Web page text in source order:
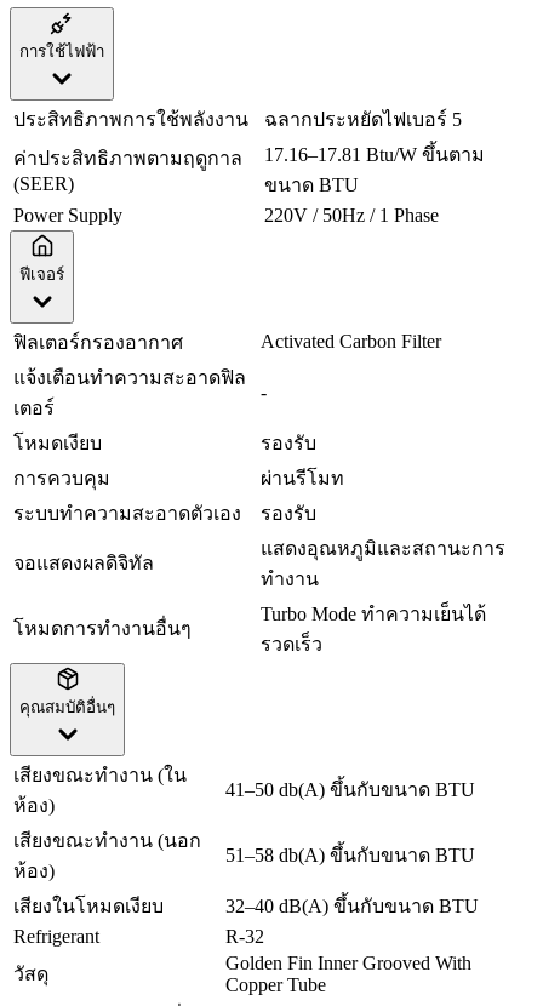
การใช้ไฟฟ้า
ประสิทธิภาพการใช้พลังงาน
ฉลากประหยัดไฟเบอร์ 5
ค่าประสิทธิภาพตามฤดูกาล
(SEER)
17.16–17.81 Btu/W ขึ้นตาม
ขนาด BTU
Power Supply
220V / 50Hz / 1 Phase
ฟีเจอร์
ฟิลเตอร์กรองอากาศ
Activated Carbon Filter
แจ้งเตือนทำความสะอาดฟิล
เตอร์
-
โหมดเงียบ
รองรับ
การควบคุม
ผ่านรีโมท
ระบบทำความสะอาดตัวเอง
รองรับ
จอแสดงผลดิจิทัล
แสดงอุณหภูมิและสถานะการ
ทำงาน
โหมดการทำงานอื่นๆ
Turbo Mode ทำความเย็นได้
รวดเร็ว
คุณสมบัติอื่นๆ
เสียงขณะทำงาน (ใน
ห้อง)
41–50 db(A) ขึ้นกับขนาด BTU
เสียงขณะทำงาน (นอก
ห้อง)
51–58 db(A) ขึ้นกับขนาด BTU
เสียงในโหมดเงียบ
32–40 dB(A) ขึ้นกับขนาด BTU
Refrigerant
R-32
วัสดุ
Golden Fin Inner Grooved With
Copper Tube